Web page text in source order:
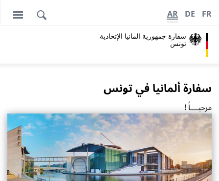
سفارة جمهورية المانيا اﻹتحادية
تونس
FR
DE
AR
سفارة ألمانيا في تونس
مرحبــــاً !